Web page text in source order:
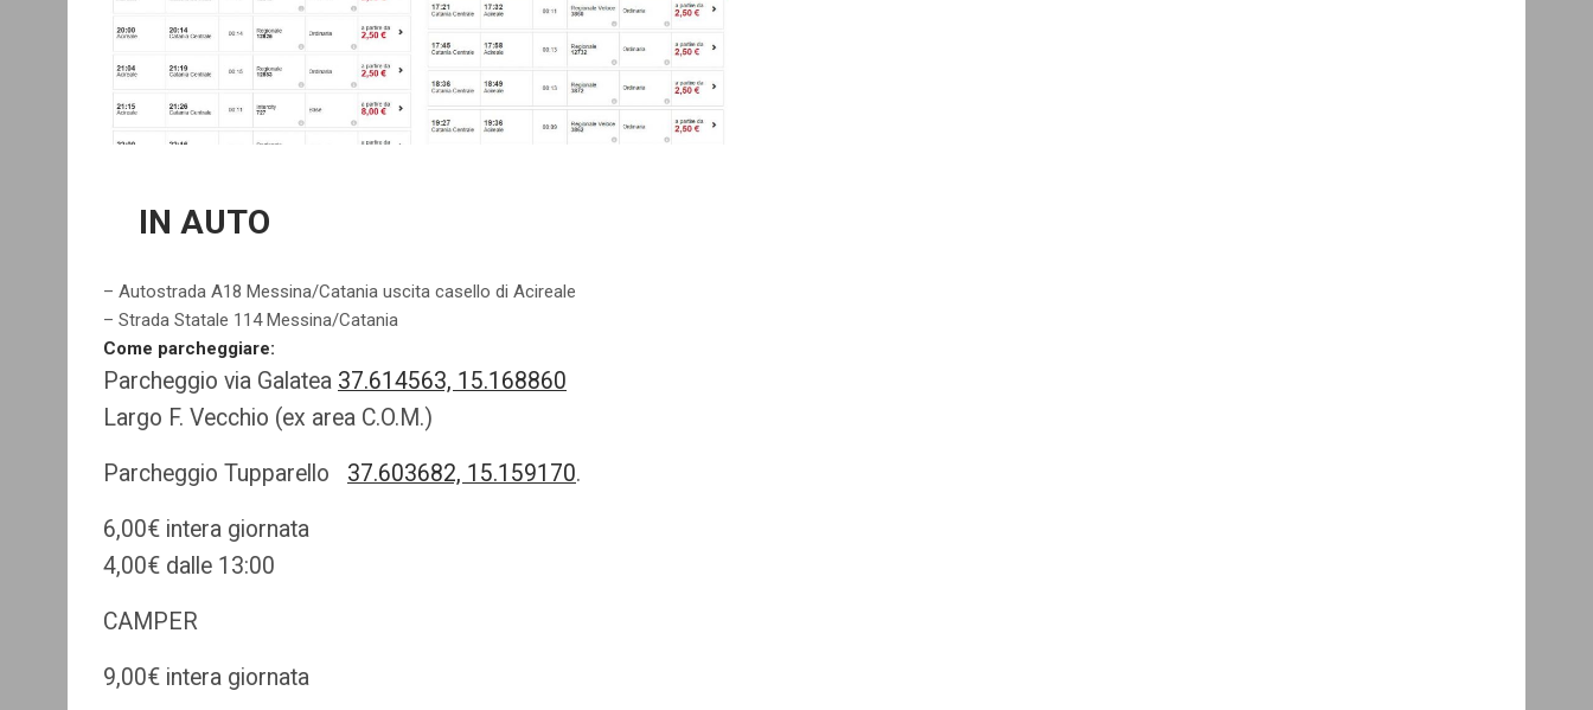
IN AUTO
– Autostrada A18 Messina/Catania uscita casello di Acireale
– Strada Statale 114 Messina/Catania
Come parcheggiare:
Parcheggio via Galatea 37.614563, 15.168860
Largo F. Vecchio (ex area C.O.M.)
Parcheggio Tupparello 37.603682, 15.159170.
6,00€ intera giornata
4,00€ dalle 13:00
CAMPER
9,00€ intera giornata